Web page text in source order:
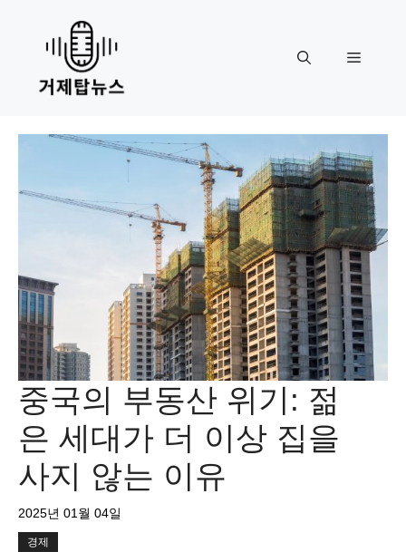
content
Menu
중국의 부동산 위기: 젊
은 세대가 더 이상 집을
사지 않는 이유
2025년 01월 04일
경제